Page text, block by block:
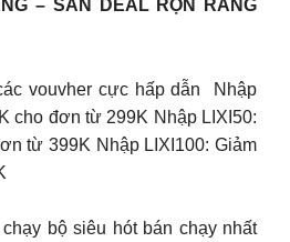
– SĂN DEAL RỘN RÀNG
vouvher cực hấp dẫn Nhập
cho đơn từ 299K Nhập LIXI50:
từ 399K Nhập LIXI100: Giảm
bộ siêu hót bán chạy nhất